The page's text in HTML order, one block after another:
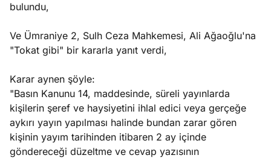
bulundu,
Ve Ümraniye 2, Sulh Ceza Mahkemesi, Ali Ağaoğlu'na
"Tokat gibi" bir kararla yanıt verdi,
Karar aynen şöyle:
"Basın Kanunu 14, maddesinde, süreli yayınlarda
kişilerin şeref ve haysiyetini ihlal edici veya gerçeğe
aykırı yayın yapılması halinde bundan zarar gören
kişinin yayım tarihinden itibaren 2 ay içinde
göndereceği düzeltme ve cevap yazısının